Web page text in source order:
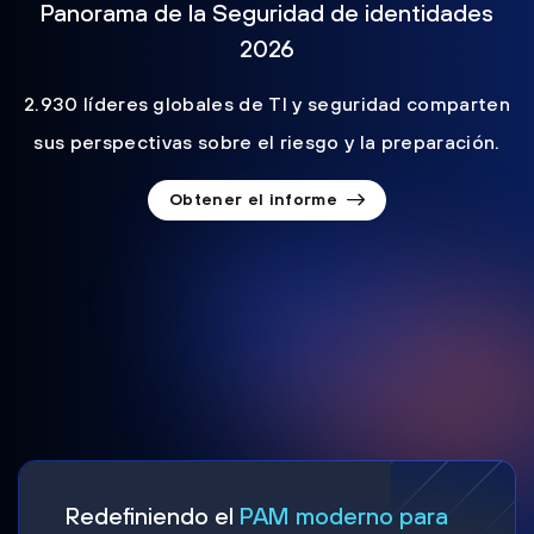
Panorama de la Seguridad de identidades
2026
2.930 líderes globales de TI y seguridad comparten
sus perspectivas sobre el riesgo y la preparación.
Obtener el informe
Redefiniendo el PAM moderno para